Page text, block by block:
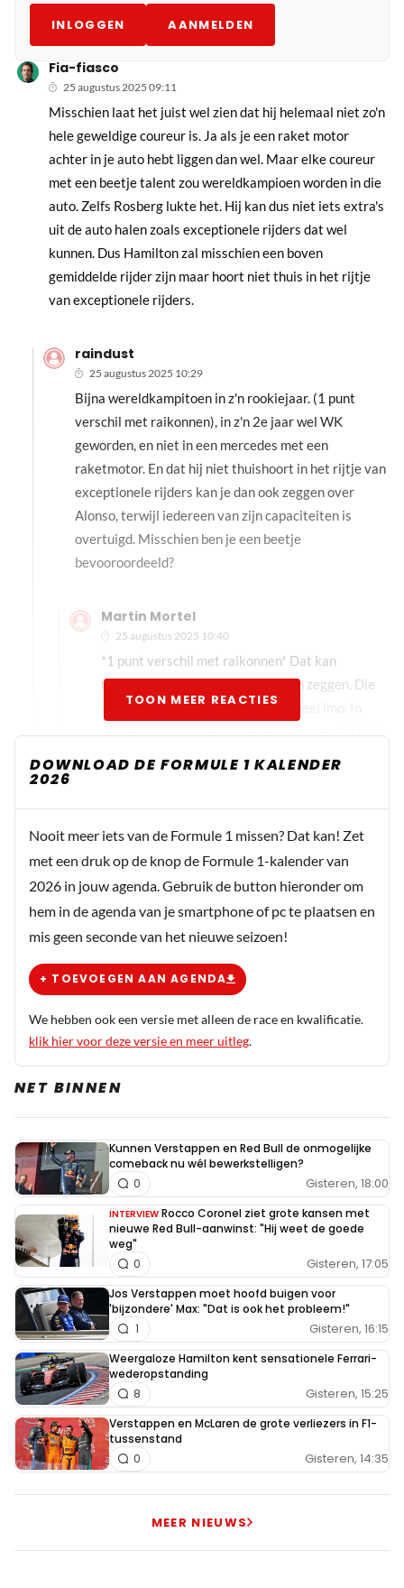
INLOGGEN AANMELDEN
Fia-fiasco
25 augustus 2025 09:11
Misschien laat het juist wel zien dat hij helemaal niet zo'n
hele geweldige coureur is. Ja als je een raket motor
achter in je auto hebt liggen dan wel. Maar elke coureur
met een beetje talent zou wereldkampioen worden in die
auto. Zelfs Rosberg lukte het. Hij kan dus niet iets extra's
uit de auto halen zoals exceptionele rijders dat wel
kunnen. Dus Hamilton zal misschien een boven
gemiddelde rijder zijn maar hoort niet thuis in het rijtje
van exceptionele rijders.
raindust
25 augustus 2025 10:29
Bijna wereldkampitoen in z'n rookiejaar. (1 punt
verschil met raikonnen), in z'n 2e jaar wel WK
geworden, en niet in een mercedes met een
raketmotor. En dat hij niet thuishoort in het rijtje van
exceptionele rijders kan je dan ook zeggen over
Alonso, terwijl iedereen van zijn capaciteiten is
overtuigd. Misschien ben je een beetje
bevooroordeeld?
Martin Mortel
25 augustus 2025 10:40
*1 punt verschil met raikonnen* Dat kan
natuurlijk ook iets over Raikkonen zeggen. Die
was goed, maar zeker niet exptioneel imo. In
Sjees
zijn McLaren, en was zeker wel de sterkste
motor van het veld!
raindust
25 augustus 2025 12:04
@Sjees . Diezelfde motor hebben ze ook nog aan best
wel wat andere teams geleverd over de jaren heen..
in die zin had ie ook nog wat andere 'teamgenoten' te
verslaan. Ik zeg niet dat hamilton de beste is en het
gaat m ook om de package. je kan niets hebben met
hem of wel.. maar het is geen gemiddelde rijder..
Sjees
25 augustus 2025 12:11
O, dat ben ik zeker met je eens. je moet geluk
hebben met je stoeltje. Maar dan heb je alsnog
minimaal 1 rijder in gelijk materiaal. daar moet je
nog wel even van winnen. zeker wat hij in zijn
eerste jaren heeft gepresteerd was erg
spectaculair. En wat hij in de Mercedes met
raketmotor deed, extreem consistent rijden, is
ook noemenswaardig!
Sjees
25 augustus 2025 10:22
"Voor mij is Lewis, sinds de nieuwe reglementen die in
TOON MEER REACTIES
DOWNLOAD DE FORMULE 1 KALENDER
2026
Nooit meer iets van de Formule 1 missen? Dat kan! Zet
met een druk op de knop de Formule 1-kalender van
2026 in jouw agenda. Gebruik de button hieronder om
hem in de agenda van je smartphone of pc te plaatsen en
mis geen seconde van het nieuwe seizoen!
+ TOEVOEGEN AAN AGENDA
We hebben ook een versie met alleen de race en kwalificatie.
klik hier voor deze versie en meer uitleg.
NET BINNEN
Kunnen Verstappen en Red Bull de onmogelijke
comeback nu wél bewerkstelligen?
Gisteren, 18:00
0
INTERVIEW Rocco Coronel ziet grote kansen met
nieuwe Red Bull-aanwinst: "Hij weet de goede
weg"
Gisteren, 17:05
0
Jos Verstappen moet hoofd buigen voor
'bijzondere' Max: "Dat is ook het probleem!"
Gisteren, 16:15
1
Weergaloze Hamilton kent sensationele Ferrari-
wederopstanding
Gisteren, 15:25
8
Verstappen en McLaren de grote verliezers in F1-
tussenstand
Gisteren, 14:35
0
MEER NIEUWS